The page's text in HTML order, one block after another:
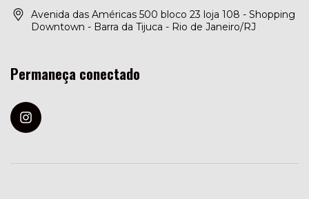
Avenida das Américas 500 bloco 23 loja 108 - Shopping
Downtown - Barra da Tijuca - Rio de Janeiro/RJ
Permaneça conectado